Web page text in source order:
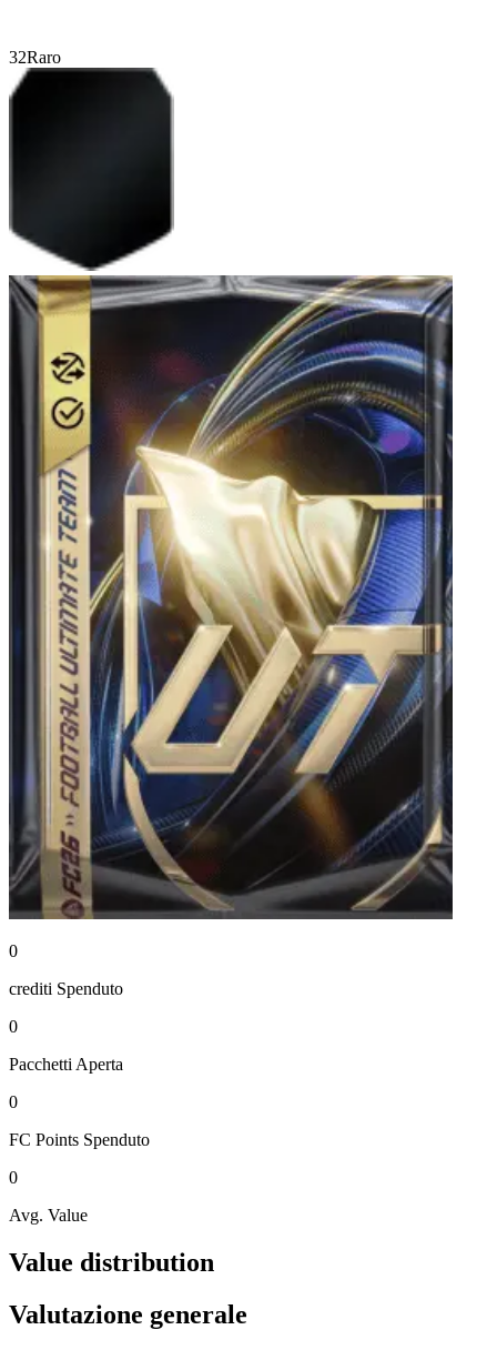
32Raro
0
crediti Spenduto
0
Pacchetti Aperta
0
FC Points Spenduto
0
Avg. Value
Value distribution
Valutazione generale